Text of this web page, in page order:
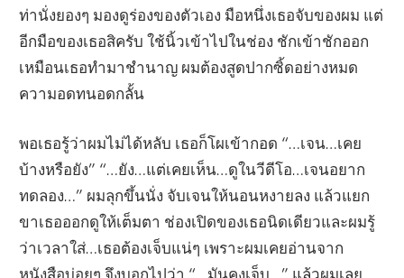
ท่านั่งยองๆ มองดูร่องของตัวเอง มือหนึ่งเธอจับของผม แต่
อีกมือของเธอสิครับ ใช้นิ้วเข้าไปในช่อง ชักเข้าชักออก
เหมือนเธอทำมาชำนาญ ผมต้องสูดปากซิ้ดอย่างหมด
ความอดทนอดกลั้น
พอเธอรู้ว่าผมไม่ได้หลับ เธอก็โผเข้ากอด “…เจน…เคย
บ้างหรือยัง” “…ยัง…แต่เคยเห็น…ดูในวีดีโอ…เจนอยาก
ทดลอง…” ผมลุกขึ้นนั่ง จับเจนให้นอนหงายลง แล้วแยก
ขาเธอออกดูให้เต็มตา ช่องเปิดของเธอนิดเดียวและผมรู้
ว่าเวลาใส่…เธอต้องเจ็บแน่ๆ เพราะผมเคยอ่านจาก
หนังสือบ่อยๆ จึงบอกไปว่า “…มันคงเจ็บ…” แล้วผมเลย